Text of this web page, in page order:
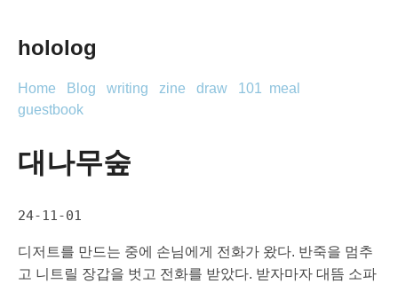
hololog
Home Blog writing zine draw 101 meal
guestbook
대나무숲
24-11-01
디저트를 만드는 중에 손님에게 전화가 왔다. 반죽을 멈추
고 니트릴 장갑을 벗고 전화를 받았다. 받자마자 대뜸 소파